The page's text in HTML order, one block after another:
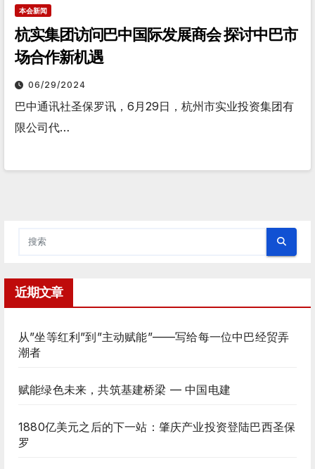
本会新闻
杭实集团访问巴中国际发展商会 探讨中巴市
场合作新机遇
06/29/2024
巴中通讯社圣保罗讯，6月29日，杭州市实业投资集团有
限公司代…
近期文章
从”坐等红利”到”主动赋能”——写给每一位中巴经贸弄
潮者
赋能绿色未来，共筑基建桥梁 — 中国电建
1880亿美元之后的下一站：肇庆产业投资登陆巴西圣保
罗